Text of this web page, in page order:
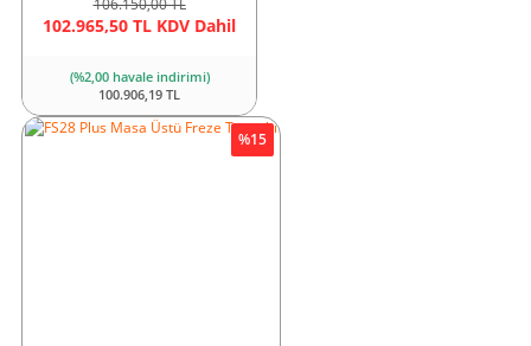
106.150,00 TL
102.965,50 TL KDV Dahil
(%2,00 havale indirimi)
100.906,19 TL
%15